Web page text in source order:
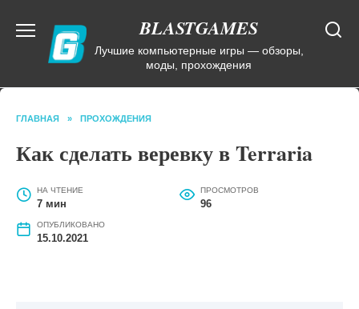
содержанию
BLASTGAMES
Лучшие компьютерные игры — обзоры,
моды, прохождения
ГЛАВНАЯ » ПРОХОЖДЕНИЯ
Как сделать веревку в Terraria
НА ЧТЕНИЕ
7 мин
ПРОСМОТРОВ
96
ОПУБЛИКОВАНО
15.10.2021